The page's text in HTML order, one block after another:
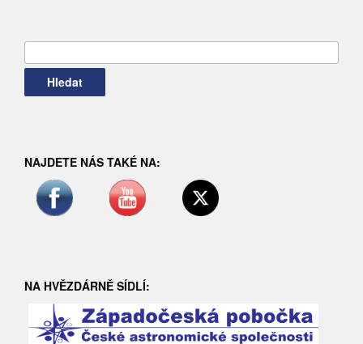
NAJDETE NÁS TAKÉ NA:
NA HVĚZDÁRNĚ SÍDLÍ: